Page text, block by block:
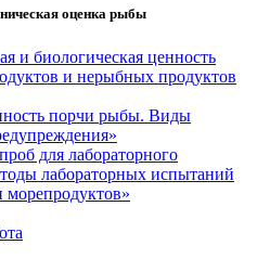
оценка рыбы
и биологическая ценность
и нерыбных продуктов
порчи рыбы. Виды
для лабораторного
лабораторных испытаний